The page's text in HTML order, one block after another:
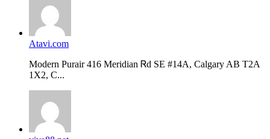
Atavi.com
Modern Purair 416 Meridian Ꮢd ЅE #14A, Calgary AB T2A
1X2, C...